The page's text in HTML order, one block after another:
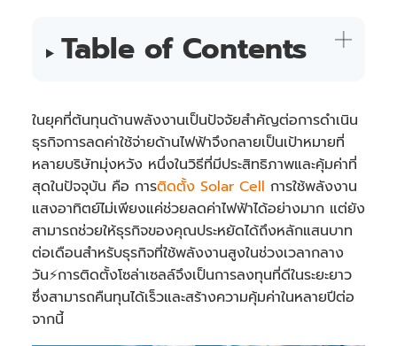
Table of Contents
ในยุคที่ต้นทุนด้านพลังงานเป็นปัจจัยสำคัญต่อการดำเนิน
ธุรกิจการลดค่าใช้จ่ายด้านไฟฟ้าจึงกลายเป็นเป้าหมายที่
หลายบริษัทมุ่งหวัง หนึ่งในวิธีที่มีประสิทธิภาพและคุ้มค่าที่
สุดในปัจจุบัน คือ การติดตั้ง Solar Cell การใช้พลังงาน
แสงอาทิตย์ไม่เพียงแค่ช่วยลดค่าไฟฟ้าได้อย่างมาก แต่ยัง
สามารถช่วยให้ธุรกิจของคุณประหยัดได้ถึงหลักแสนบาท
ต่อเดือนสำหรับธุรกิจที่ใช้พลังงานสูงในช่วงเวลากลาง
วัน⚡การติดตั้งโซล่าเซลล์จึงเป็นการลงทุนที่ดีในระยะยาว
ซึ่งสามารถคืนทุนได้เร็วและสร้างความคุ้มค่าในหลายปีต่อ
จากนี้